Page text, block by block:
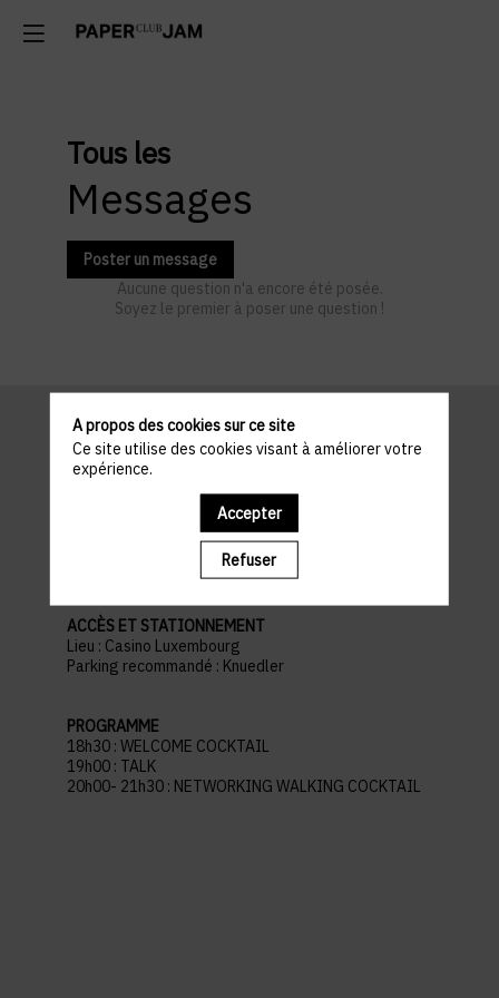
Tous les
Messages
Poster un message
Aucune question n'a encore été posée.
Soyez le premier à poser une question !
Informations
pratiques
ACCÈS ET STATIONNEMENT
Lieu : Casino Luxembourg
Parking recommandé : Knuedler
PROGRAMME
18h30 : WELCOME COCKTAIL
19h00 : TALK
20h00- 21h30 : NETWORKING WALKING COCKTAIL
A propos des cookies sur ce site
Ce site utilise des cookies visant à améliorer votre
expérience.
Accepter
Refuser